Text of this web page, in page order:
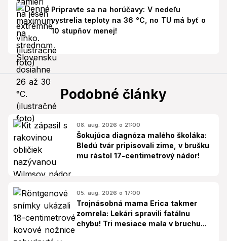
Pripravte sa na horúčavy: V nedeľu
vystrelia teploty na 36 °C, no TU má byť o
10 stupňov menej!
Podobné články
08. aug. 2026 o 21:00
Šokujúca diagnóza malého školáka:
Bledú tvár pripisovali zime, v brušku
mu rástol 17-centimetrový nádor!
05. aug. 2026 o 17:00
Trojnásobná mama Erica takmer
zomrela: Lekári spravili fatálnu
chybu! Tri mesiace mala v bruchu...